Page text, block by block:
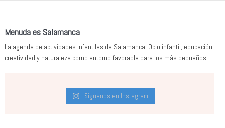
Menuda es Salamanca
La agenda de actividades infantiles de Salamanca. Ocio infantil, educación,
creatividad y naturaleza como entorno favorable para los más pequeños.
Síguenos en Instagram